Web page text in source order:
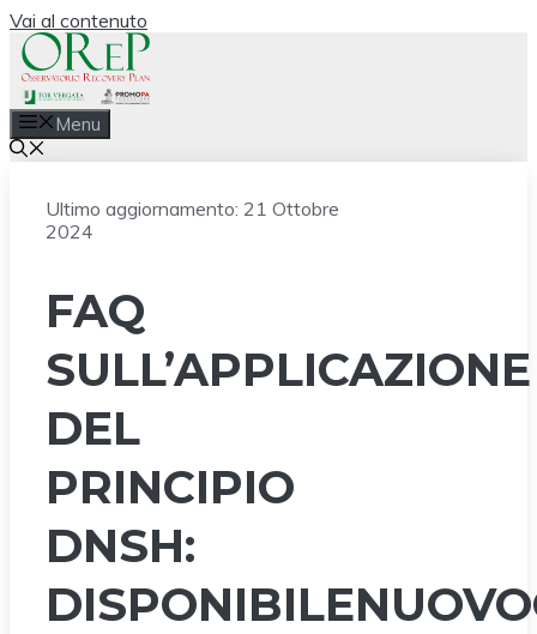
Vai al contenuto
Menu
Ultimo aggiornamento: 21 Ottobre
2024
FAQ
SULL’APPLICAZIONE
DEL
PRINCIPIO
DNSH: